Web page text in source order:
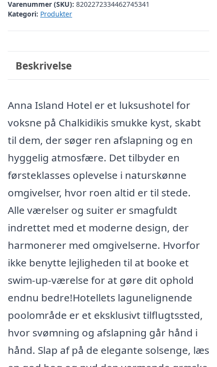
Varenummer (SKU): 8202272334462745341
Kategori: Produkter
Beskrivelse
Anna Island Hotel er et luksushotel for
voksne på Chalkidikis smukke kyst, skabt
til dem, der søger ren afslapning og en
hyggelig atmosfære. Det tilbyder en
førsteklasses oplevelse i naturskønne
omgivelser, hvor roen altid er til stede.
Alle værelser og suiter er smagfuldt
indrettet med et moderne design, der
harmonerer med omgivelserne. Hvorfor
ikke benytte lejligheden til at booke et
swim-up-værelse for at gøre dit ophold
endnu bedre!Hotellets lagunelignende
poolområde er et eksklusivt tilflugtssted,
hvor svømning og afslapning går hånd i
hånd. Slap af på de elegante solsenge, læs